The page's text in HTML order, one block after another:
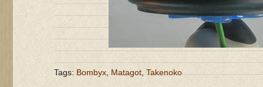
Tags:Bombyx,Matagot,Takenoko